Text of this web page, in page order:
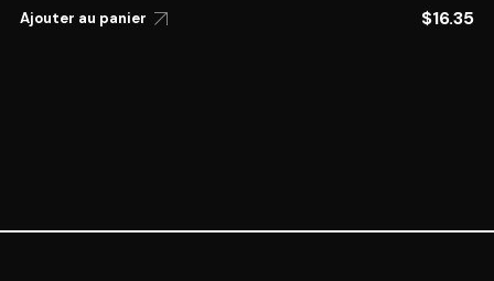
Ajouter au panier $16.35